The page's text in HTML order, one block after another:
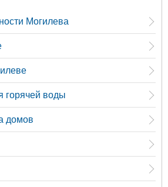
Могилева
горячей воды
домов